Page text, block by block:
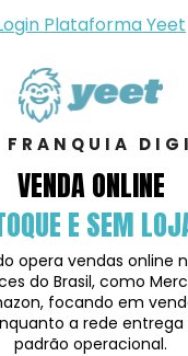
Plataforma Yeet
FRANQUIA
VENDA ONLINE
E SEM
opera vendas online
do Brasil, como
focando em
a rede
padrão operacional.